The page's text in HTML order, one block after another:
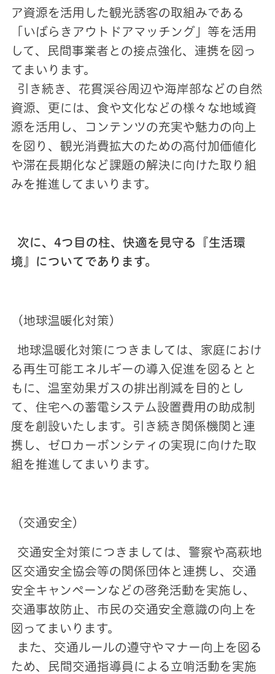
ア資源を活用した観光誘客の取組みである
「いばらきアウトドアマッチング」等を活用
して、民間事業者との接点強化、連携を図っ
てまいります。
引き続き、花貫渓谷周辺や海岸部などの自然
資源、更には、食や文化などの様々な地域資
源を活用し、コンテンツの充実や魅力の向上
を図り、観光消費拡大のための高付加価値化
や滞在長期化など課題の解決に向けた取り組
みを推進してまいります。
次に、4つ目の柱、快適を見守る『生活環
境』についてであります。
（地球温暖化対策）
地球温暖化対策につきましては、家庭におけ
る再生可能エネルギーの導入促進を図るとと
もに、温室効果ガスの排出削減を目的とし
て、住宅への蓄電システム設置費用の助成制
度を創設いたします。引き続き関係機関と連
携し、ゼロカーボンシティの実現に向けた取
組を推進してまいります。
（交通安全）
交通安全対策につきましては、警察や高萩地
区交通安全協会等の関係団体と連携し、交通
安全キャンペーンなどの啓発活動を実施し、
交通事故防止、市民の交通安全意識の向上を
図ってまいります。
また、交通ルールの遵守やマナー向上を図る
ため、民間交通指導員による立哨活動を実施